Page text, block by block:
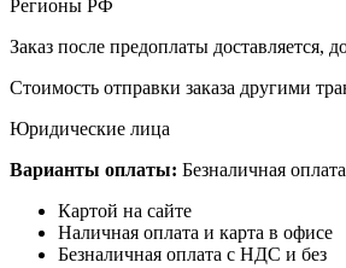
Регионы РФ
Заказ после предоплаты
Стоимость отправки заказа другими
Юридические лица
Варианты оплаты: Безналичная
Картой на сайте
Наличная оплата и карта в офисе
Безналичная оплата с НДС и без